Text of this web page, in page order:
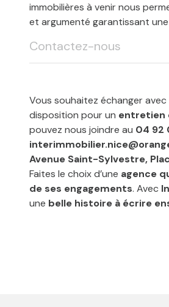
immobilières à venir nous
et argumenté garantissant
Contactez-nous
Vous souhaitez échanger avec
disposition pour un entretien
pouvez nous joindre au 04 92
Avenue Saint-Sylvestre,
Faites le choix d’une agence
de ses engagements. Avec
une belle histoire à écrire